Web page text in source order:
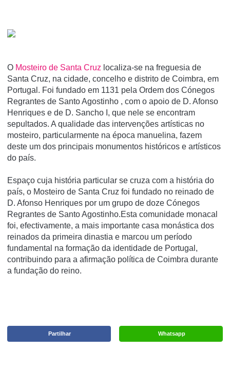
O Mosteiro de Santa Cruz localiza-se na freguesia de
Santa Cruz, na cidade, concelho e distrito de Coimbra, em
Portugal. Foi fundado em 1131 pela Ordem dos Cónegos
Regrantes de Santo Agostinho , com o apoio de D. Afonso
Henriques e de D. Sancho I, que nele se encontram
sepultados. A qualidade das intervenções artí­sticas no
mosteiro, particularmente na época manuelina, fazem
deste um dos principais monumentos históricos e artí­sticos
do paí­s.
Espaço cuja história particular se cruza com a história do
país, o Mosteiro de Santa Cruz foi fundado no reinado de
D. Afonso Henriques por um grupo de doze Cónegos
Regrantes de Santo Agostinho.Esta comunidade monacal
foi, efectivamente, a mais importante casa monástica dos
reinados da primeira dinastia e marcou um período
fundamental na formação da identidade de Portugal,
contribuindo para a afirmação política de Coimbra durante
a fundação do reino.
Whatsapp
Partilhar